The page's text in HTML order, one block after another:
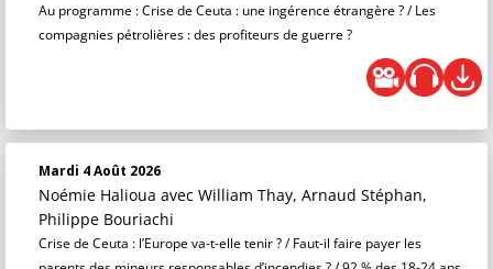
Au programme : Crise de Ceuta : une ingérence étrangère ? / Les
compagnies pétrolières : des profiteurs de guerre ?
Mardi 4 Août 2026
Noémie Halioua avec William Thay, Arnaud Stéphan,
Philippe Bouriachi
Crise de Ceuta : l’Europe va-t-elle tenir ? / Faut-il faire payer les